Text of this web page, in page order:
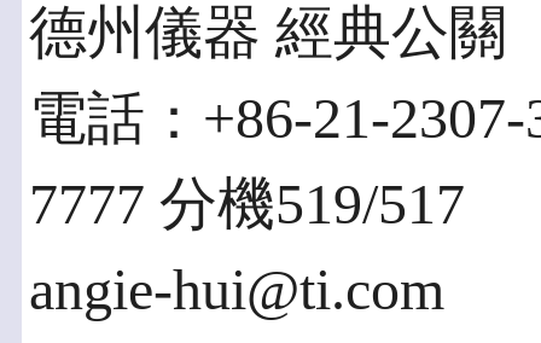
德州儀器 經典公關
電話：+86-21-
7777 分機519/517
angie-hui@ti.com